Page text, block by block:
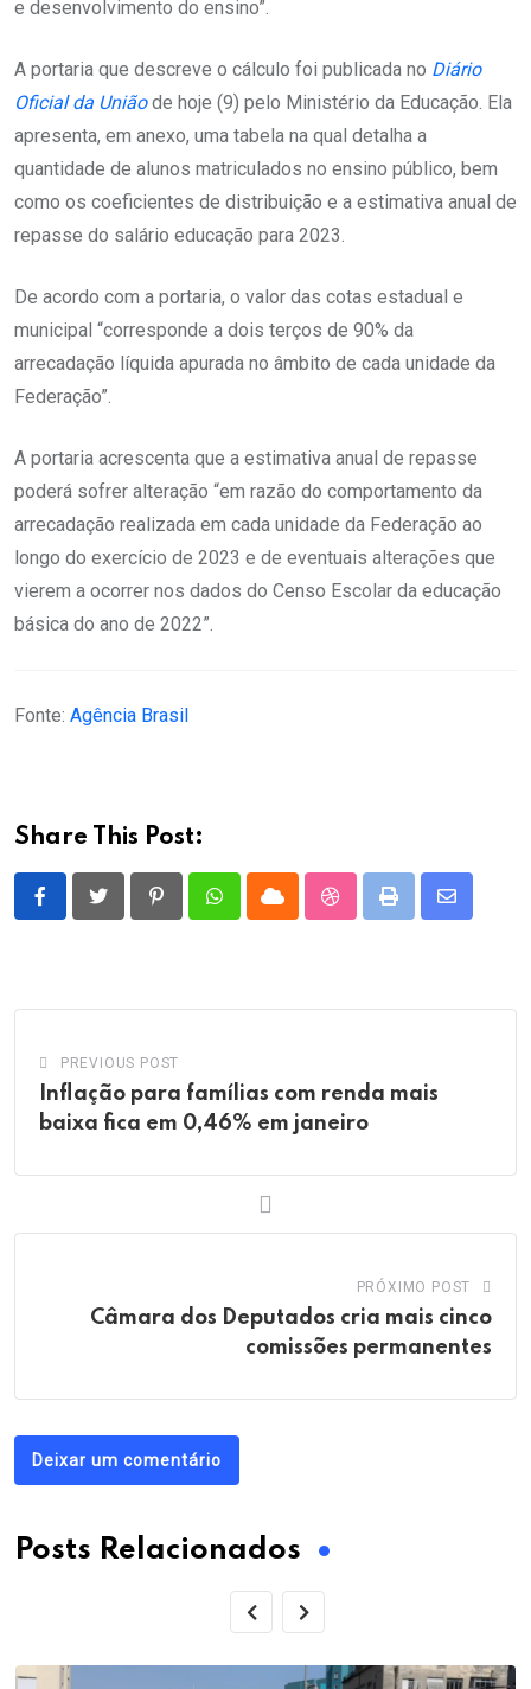
e desenvolvimento do ensino”.
A portaria que descreve o cálculo foi publicada no Diário
Oficial da Uniãode hoje (9) pelo Ministério da Educação. Ela
apresenta, em anexo, uma tabela na qual detalha a
quantidade de alunos matriculados no ensino público, bem
como os coeficientes de distribuição e a estimativa anual de
repasse do salário educação para 2023.
De acordo com a portaria, o valor das cotas estadual e
municipal “corresponde a dois terços de 90% da
arrecadação líquida apurada no âmbito de cada unidade da
Federação”.
A portaria acrescenta que a estimativa anual de repasse
poderá sofrer alteração “em razão do comportamento da
arrecadação realizada em cada unidade da Federação ao
longo do exercício de 2023 e de eventuais alterações que
vierem a ocorrer nos dados do Censo Escolar da educação
básica do ano de 2022”.
Fonte: Agência Brasil
Share This Post:
PinterestWhatsappCloud StumbleUpon
Print
Share
PREVIOUS POST
Inflação para famílias com renda mais
baixa fica em 0,46% em janeiro
PRÓXIMO POST
Câmara dos Deputados cria mais cinco
comissões permanentes
Deixar um comentário
Posts Relacionados